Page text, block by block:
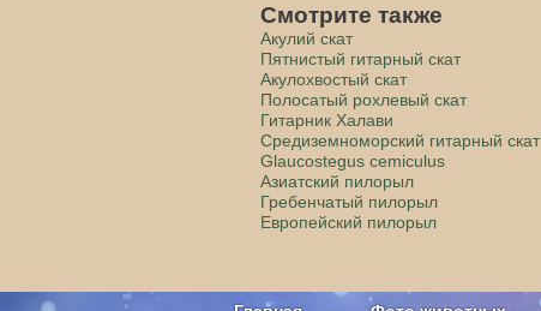
Смотрите также
Акулий скат
Пятнистый гитарный скат
Акулохвостый скат
Полосатый рохлевый скат
Гитарник Халави
Средиземноморский гитарный скат
Glaucostegus cemiculus
Азиатский пилорыл
Гребенчатый пилорыл
Европейский пилорыл